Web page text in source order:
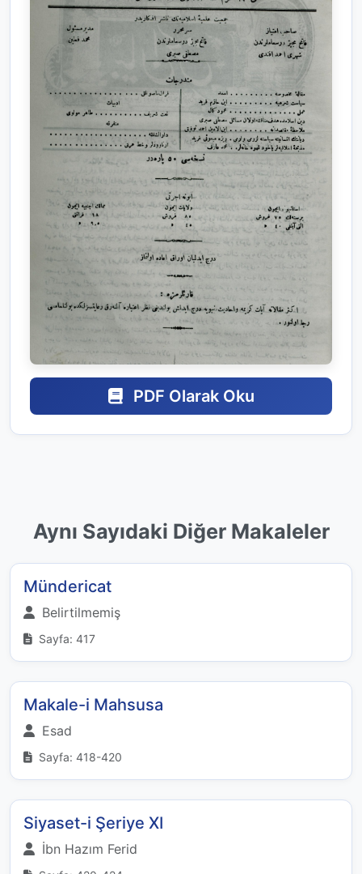
PDF Olarak Oku
Aynı Sayıdaki Diğer Makaleler
Mündericat
Belirtilmemiş
Sayfa: 417
Makale-i Mahsusa
Esad
Sayfa: 418-420
Siyaset-i Şeriye XI
İbn Hazım Ferid